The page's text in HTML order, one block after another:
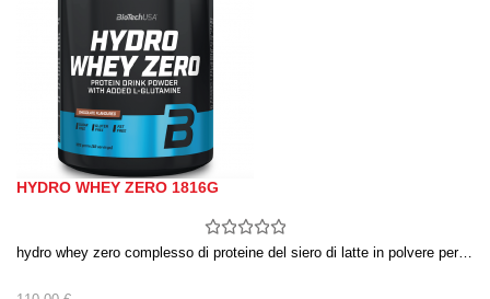
HYDRO WHEY ZERO 1816G
hydro whey zero complesso di proteine del siero di latte in polvere per…